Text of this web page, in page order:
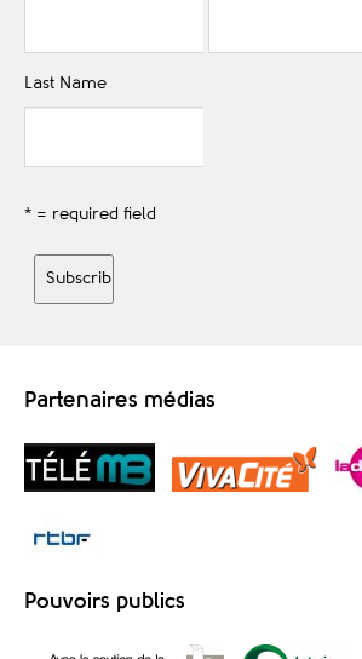
Last Name
* = required field
Partenaires médias
Pouvoirs publics